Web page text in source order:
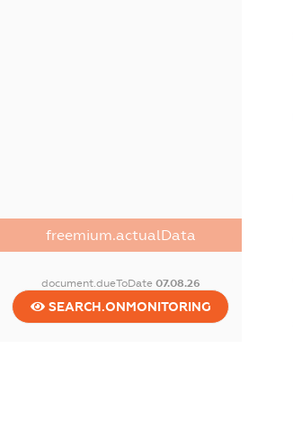
freemium.actualData
document.dueToDate 07.08.26
SEARCH.ONMONITORING